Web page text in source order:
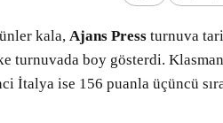
kala,Ajans Press turnuva
turnuvada boy gösterdi.
İtalya ise 156 puanla üçüncü